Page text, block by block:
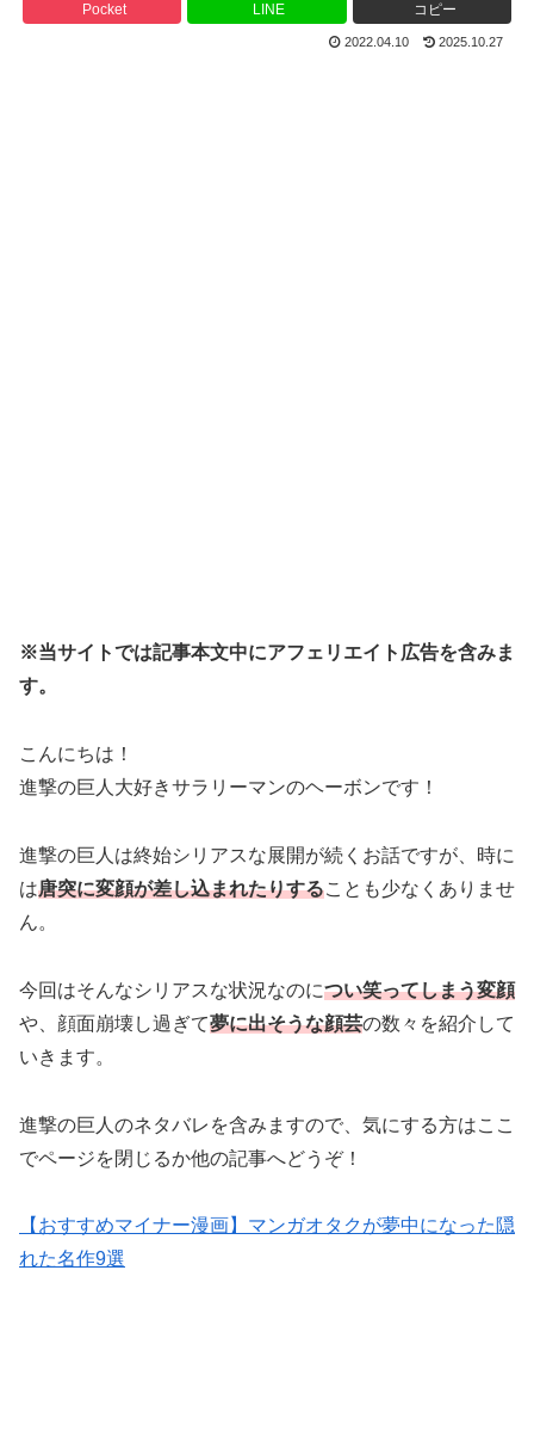
Pocket LINE コピー
2022.04.10 2025.10.27
※当サイトでは記事本文中にアフェリエイト広告を含みま
す。
こんにちは！
進撃の巨人大好きサラリーマンのヘーボンです！
進撃の巨人は終始シリアスな展開が続くお話ですが、時に
は唐突に変顔が差し込まれたりすることも少なくありませ
ん。
今回はそんなシリアスな状況なのについ笑ってしまう変顔
や、顔面崩壊し過ぎて夢に出そうな顔芸の数々を紹介して
いきます。
進撃の巨人のネタバレを含みますので、気にする方はここ
でページを閉じるか他の記事へどうぞ！
【おすすめマイナー漫画】マンガオタクが夢中になった隠
れた名作9選